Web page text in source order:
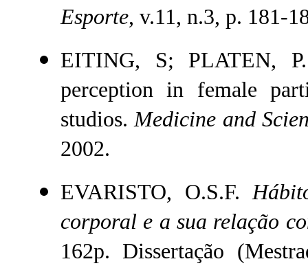
Esporte, v.11, n.3, p. 181-
EITING, S; PLATEN,
perception in female
studios.Medicine and
2002.
EVARISTO, O.S.F.
corporal e a sua relação
162p. Dissertação